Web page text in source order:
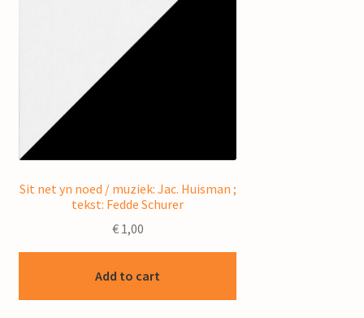
Sit net yn noed / muziek: Jac. Huisman ;
tekst: Fedde Schurer
€1,00
Add to cart